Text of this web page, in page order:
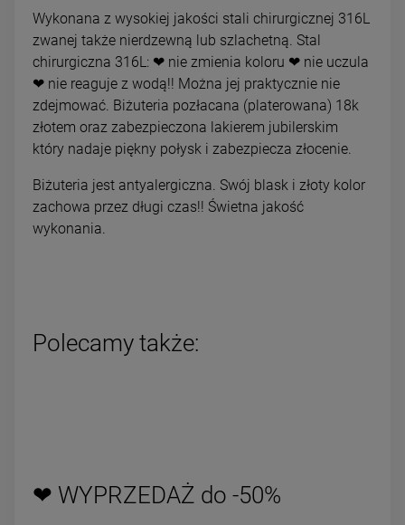
Wykonana z wysokiej jakości stali chirurgicznej 316L
zwanej także nierdzewną lub szlachetną. Stal
chirurgiczna 316L: ❤ nie zmienia koloru ❤ nie uczula
❤ nie reaguje z wodą!! Można jej praktycznie nie
zdejmować. Biżuteria pozłacana (platerowana) 18k
złotem oraz zabezpieczona lakierem jubilerskim
który nadaje piękny połysk i zabezpiecza złocenie.
Biżuteria jest antyalergiczna. Swój blask i złoty kolor
zachowa przez długi czas!! Świetna jakość
wykonania.
Polecamy także:
❤ WYPRZEDAŻ do -50%